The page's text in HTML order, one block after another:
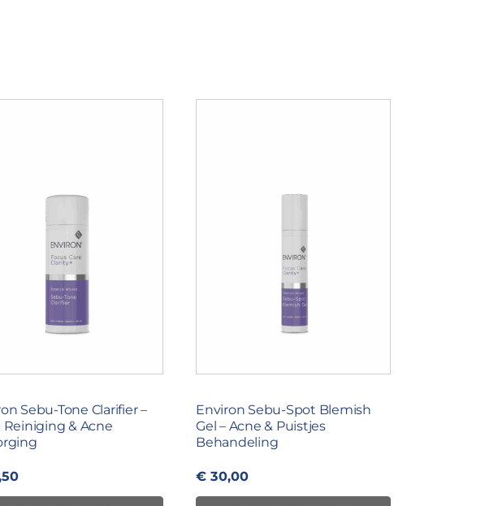
Sebu-Tone Clarifier –
Reiniging & Acne
Environ Sebu-Spot Blemish
Gel – Acne & Puistjes
Behandeling
€ 30,00